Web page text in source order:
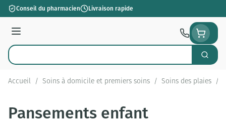
Aller au contenu
Conseil du pharmacien Livraison rapide
Menu
Rechercher
Accueil / Soins à domicile et premiers soins / Soins des plaies /
Pansements enfant